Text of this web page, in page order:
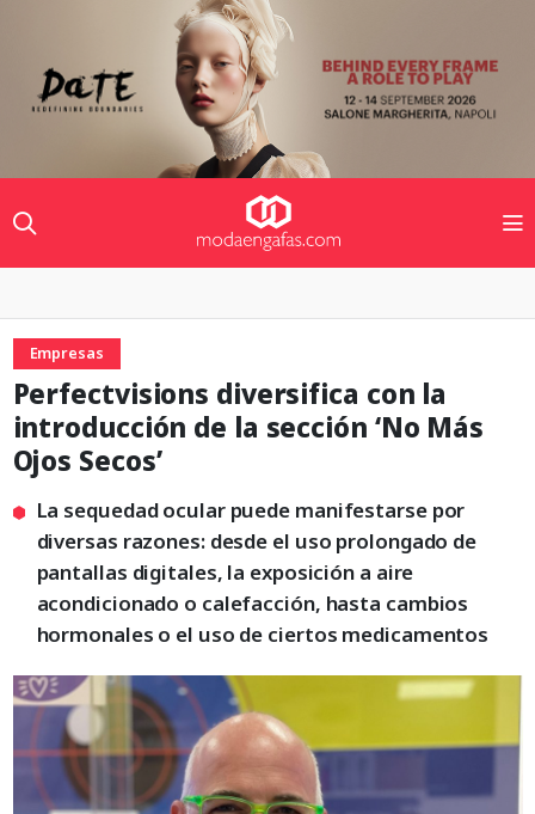
Empresas
Perfectvisions diversifica con la
introducción de la sección ‘No Más
Ojos Secos’
La sequedad ocular puede manifestarse por
diversas razones: desde el uso prolongado de
pantallas digitales, la exposición a aire
acondicionado o calefacción, hasta cambios
hormonales o el uso de ciertos medicamentos